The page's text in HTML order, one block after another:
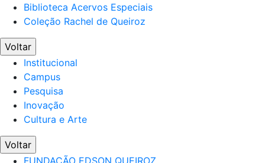
Biblioteca Acervos Especiais
Coleção Rachel de Queiroz
Voltar
Institucional
Campus
Pesquisa
Inovação
Cultura e Arte
Voltar